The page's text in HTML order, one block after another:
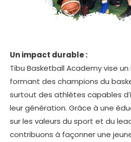
Un impact durable :
Tibu Basketball Academy vise
formant des champions du
surtout des athlètes capables
leur génération. Grâce à une
sur les valeurs du sport et du
contribuons à façonner une